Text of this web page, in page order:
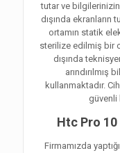
tutar ve
dışında ekranların
ortamın statik
sterilize edilmiş bir
dışında
kullanmaktadır.
güvenli
Htc Pro 10
Firmamızda